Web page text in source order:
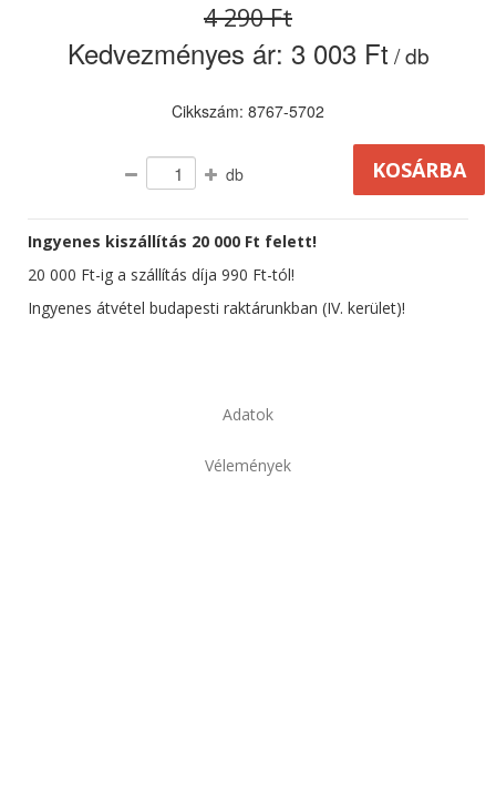
4 290 Ft
Kedvezményes ár: 3 003 Ft / db
Cikkszám: 8767-5702
db
Ingyenes kiszállítás 20 000 Ft felett!
20 000 Ft-ig a szállítás díja 990 Ft-tól!
Ingyenes átvétel budapesti raktárunkban (IV. kerület)!
Adatok
Vélemények